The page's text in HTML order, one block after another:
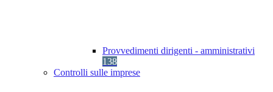
Provvedimenti dirigenti - amministrativi
138
Controlli sulle imprese